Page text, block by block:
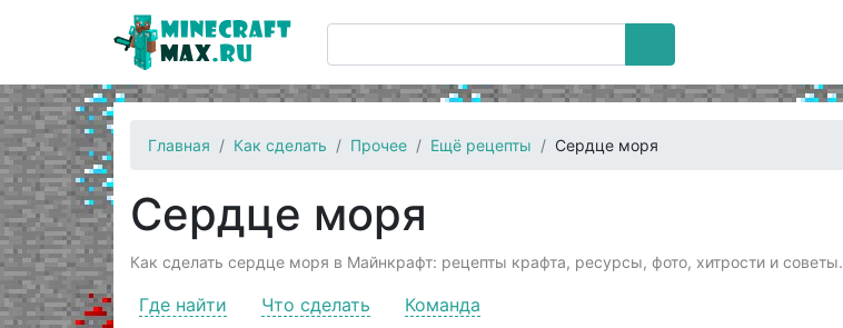
Главная Как сделать Прочее Ещё рецепты Сердце моря
Сердце моря
Как сделать сердце моря в Майнкрафт: рецепты крафта, ресурсы, фото, хитрости и советы.
Где найти Что сделать Команда